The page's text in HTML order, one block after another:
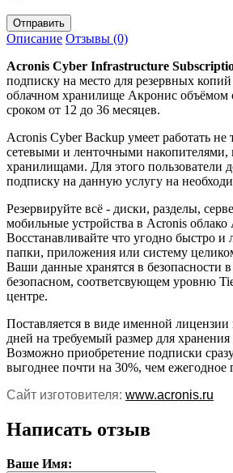
Отправить
Описание Отзывы (0)
Acronis Cyber Infrastructure
подписку на место для резервных
облачном хранилище Акронис объёмом
сроком от 12 до 36 месяцев.
Acronis Cyber Backup умеет работать не
сетевыми и ленточными накопителями,
хранилищами. Для этого пользователи
подписку на данную услугу на
Резервируйте всё - диски, разделы,
мобильные устройства в Acronis
Восстанавливайте что угодно быстро
папки, приложения или систему
Ваши данные хранятся в безопасности
безопасном, соответсвующем уровню
центре.
Поставляется в виде именной
дней на требуемый размер для
Возможно приобретение подписки
выгоднее почти на 30%, чем ежегодное
Сайт изготовителя: www.acronis.ru
Написать отзыв
Ваше Имя: